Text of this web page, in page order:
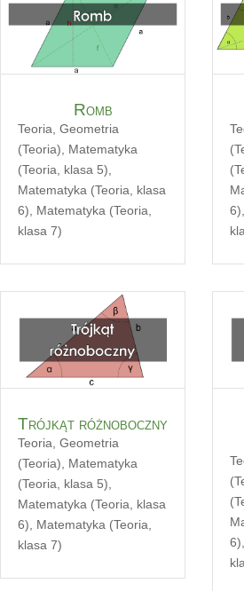
Romb
Teoria Geometria
(Teoria)
Matematyka
(Teoria, klasa 5)
Matematyka (Teoria, klasa
6)
Matematyka (Teoria,
klasa 7)
6)
Trójkąt różnoboczny
Teoria, Geometria
(Teoria), Matematyka
(Teoria, klasa 5),
Matematyka (Teoria, klasa
6), Matematyka (Teoria,
klasa 7)
6),